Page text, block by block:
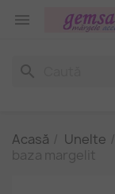

search
Acasă Unelte
baza margelit